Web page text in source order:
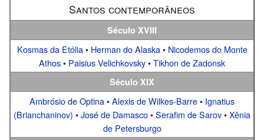
Santos contemporâneos
Século XVIII
Kosmas da Etólia• Herman do Alaska• Nicodemos do Monte
Athos• Paisius Velichkovsky•Tikhon de Zadonsk
Século XIX
Ambrósio de Optina•Alexis de Wilkes-Barre• Ignatius
(Brianchaninov) •José de Damasco•Serafim de Sarov•Xênia
de Petersburgo